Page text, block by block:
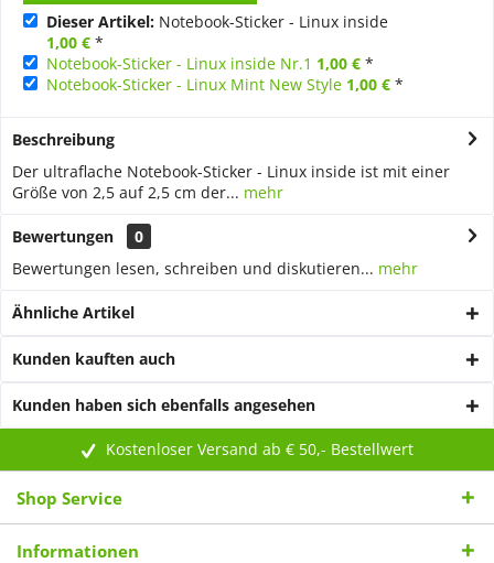
Dieser Artikel: Notebook-Sticker - Linux inside
1,00 € *
Notebook-Sticker - Linux inside Nr.1 1,00 € *
Notebook-Sticker - Linux Mint New Style 1,00 € *
Beschreibung
Der ultraflache Notebook-Sticker - Linux inside ist mit einer
Größe von 2,5 auf 2,5 cm der... mehr
Bewertungen
0
Bewertungen lesen, schreiben und diskutieren... mehr
Ähnliche Artikel
Kunden kauften auch
Kunden haben sich ebenfalls angesehen
Kostenloser Versand ab € 50,- Bestellwert
Shop Service
Informationen